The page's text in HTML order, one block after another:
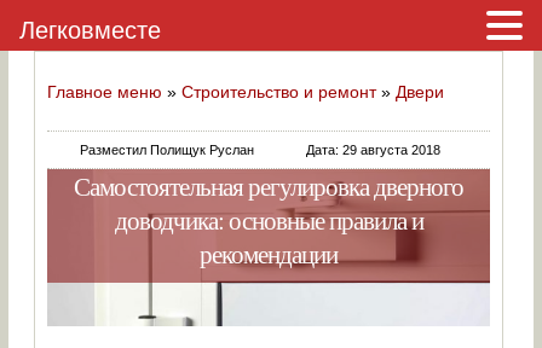
Главное меню »Строительство и ремонт» Двери
Разместил Полищук Руслан Дата: 29 августа 2018
Самостоятельная регулировка дверного
доводчика: основные правила и
рекомендации
Легковместе